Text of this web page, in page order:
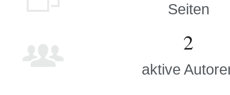
Seiten
2
aktive